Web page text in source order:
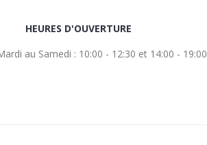
HEURES D'OUVERTURE
au Samedi : 10:00 - 12:30 et 14:00 - 19:00